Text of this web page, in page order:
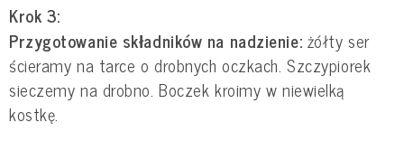
Krok 3:
Przygotowanie składników na nadzienie: żółty ser
ścieramy na tarce o drobnych oczkach. Szczypiorek
sieczemy na drobno. Boczek kroimy w niewielką
kostkę.